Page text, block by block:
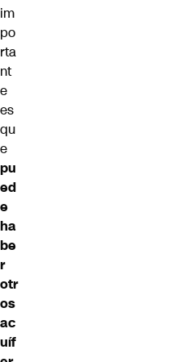
im
po
rta
nt
e
es
qu
e
pu
ed
e
ha
be
r
otr
os
ac
uíf